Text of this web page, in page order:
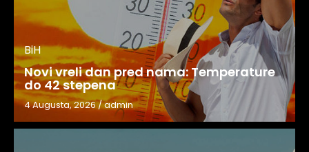
BiH
Novi vreli dan pred nama: Temperature
do 42 stepena
4 Augusta, 2026/admin